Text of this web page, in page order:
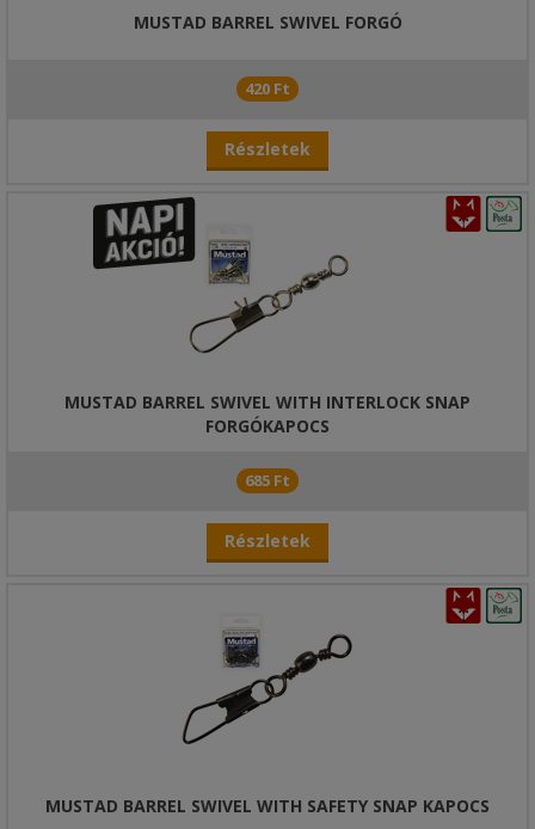
MUSTAD BARREL SWIVEL FORGÓ
420 Ft
Részletek
MUSTAD BARREL SWIVEL WITH INTERLOCK SNAP
FORGÓKAPOCS
685 Ft
Részletek
MUSTAD BARREL SWIVEL WITH SAFETY SNAP KAPOCS